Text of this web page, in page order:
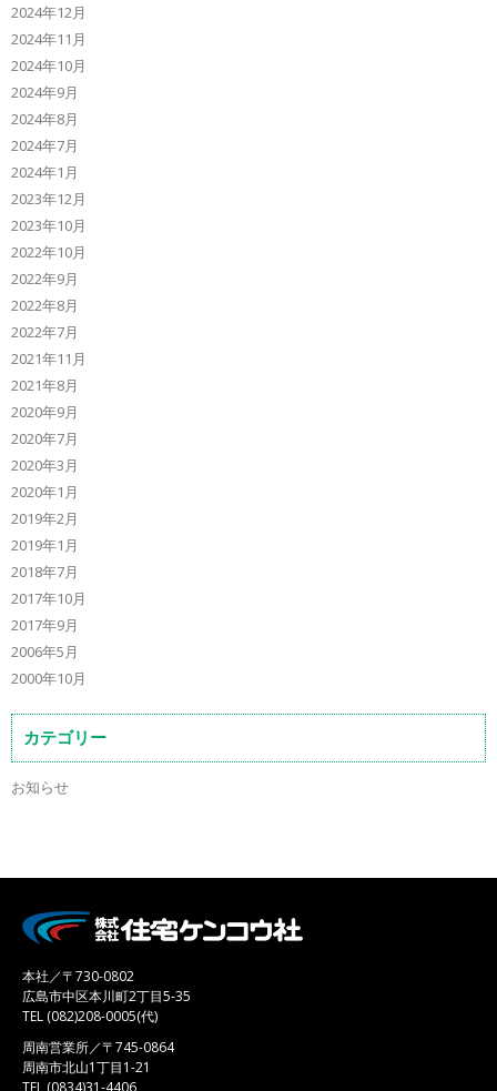
2024年12月
2024年11月
2024年10月
2024年9月
2024年8月
2024年7月
2024年1月
2023年12月
2023年10月
2022年10月
2022年9月
2022年8月
2022年7月
2021年11月
2021年8月
2020年9月
2020年7月
2020年3月
2020年1月
2019年2月
2019年1月
2018年7月
2017年10月
2017年9月
2006年5月
2000年10月
カテゴリー
お知らせ
本社／〒730-0802
広島市中区本川町2丁目5-35
TEL (082)208-0005(代)
周南営業所／〒745-0864
周南市北山1丁目1-21
TEL (0834)31-4406